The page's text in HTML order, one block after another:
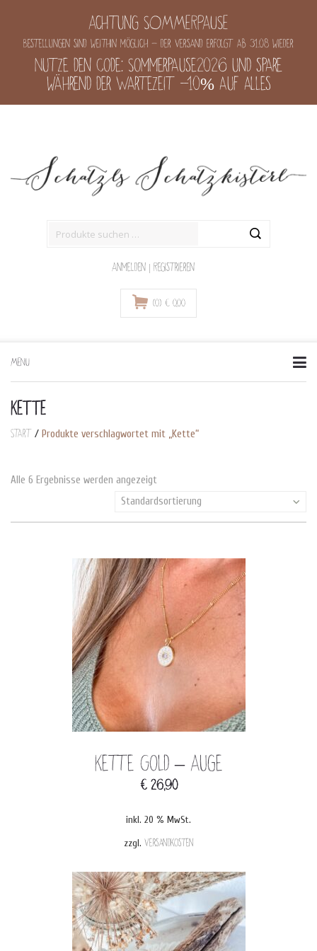
Achtung SOMMERPAUSE
Bestellungen sind weithin möglich - der Versand erfolgt ab 31.08 wieder
Nutze den Code: Sommerpause2026 und spare
während der Wartezeit -10% auf alles
Anmelden | Registrieren
(0) € 0,00
MENU
to
KETTE
Start / Produkte verschlagwortet mit „Kette“
Alle 6 Ergebnisse werden angezeigt
Standardsortierung
Kette Gold – Auge
€26,90
inkl. 20 % MwSt.
zzgl. Versandkosten